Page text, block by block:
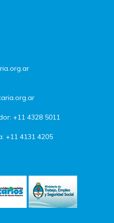
+11 4328 5011
+11 4131 4205